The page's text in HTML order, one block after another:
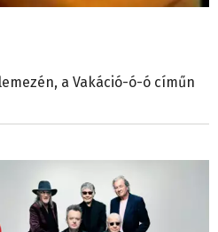
a Vakáció-ó-ó címűn